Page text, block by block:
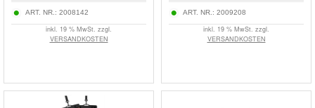
ART. NR.: 2008142
inkl. 19 % MwSt. zzgl.
VERSANDKOSTEN
ART. NR.: 2009208
inkl. 19 % MwSt. zzgl.
VERSANDKOSTEN